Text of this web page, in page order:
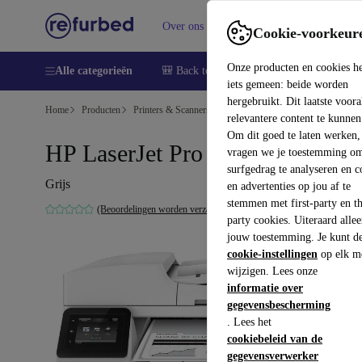
Cookie-
Onze producten en cookies
iets gemeen: beide worden
hergebruikt. Dit laatste
relevantere content te
Om dit goed te laten werken,
vragen we je toestemming
surfgedrag te analyseren en
en advertenties op jou af te
stemmen met first-party en
party cookies. Uiteraard
jouw toestemming. Je kunt
cookie-instellingen op elk
wijzigen. Lees onze
informatie over
gegevensbescherming
. Lees het
cookiebeleid van de
gegevensverwerker
Over ons Verkopen Support
Alle categorieën 🎒 Back to school Smartphones
Home Producten Printers & Scanners
HP LaserJet Pro MFP M227fdw
Grijs
(Beoordelingen worden verzameld)